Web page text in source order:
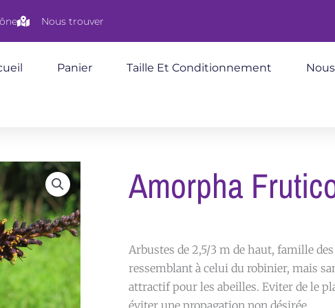
Nous trouver
Panier Taille Et Conditionnement
Amorpha
Arbustes de 2,5/3 m de haut, famille
ressemblant à celui du robinier, mais
attractif pour les abeilles. Eviter de le
éviter une propagation non désirée.